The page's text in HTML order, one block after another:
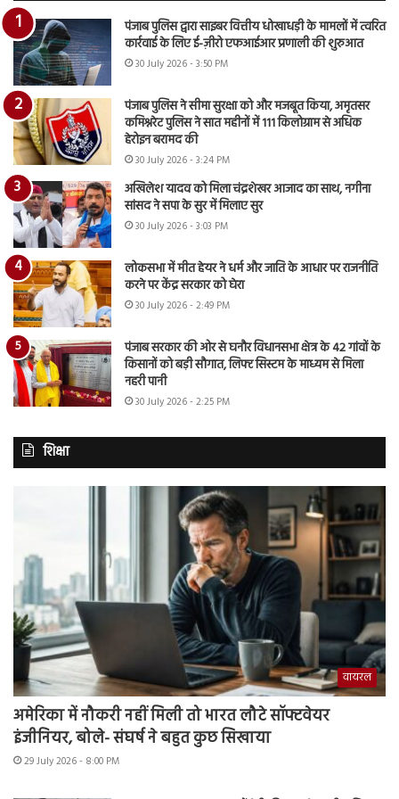
पंजाब पुलिस द्वारा साइबर वित्तीय धोखाधड़ी के मामलों में त्वरित
कार्रवाई के लिए ई-ज़ीरो एफआईआर प्रणाली की शुरुआत
30 July 2026 - 3:50 PM
पंजाब पुलिस ने सीमा सुरक्षा को और मजबूत किया, अमृतसर
कमिश्नरेट पुलिस ने सात महीनों में 111 किलोग्राम से अधिक
हेरोइन बरामद की
30 July 2026 - 3:24 PM
अखिलेश यादव को मिला चंद्रशेखर आजाद का साथ, नगीना
सांसद ने सपा के सुर में मिलाए सुर
30 July 2026 - 3:03 PM
लोकसभा में मीत हेयर ने धर्म और जाति के आधार पर राजनीति
करने पर केंद्र सरकार को घेरा
30 July 2026 - 2:49 PM
पंजाब सरकार की ओर से घनौर विधानसभा क्षेत्र के 42 गांवों के
किसानों को बड़ी सौगात, लिफ्ट सिस्टम के माध्यम से मिला
नहरी पानी
30 July 2026 - 2:25 PM
शिक्षा
वायरल
अमेरिका में नौकरी नहीं मिली तो भारत लौटे सॉफ्टवेयर
इंजीनियर, बोले- संघर्ष ने बहुत कुछ सिखाया
29 July 2026 - 8:00 PM